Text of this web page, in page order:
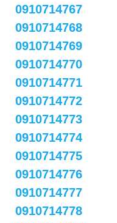
0910714767
0910714768
0910714769
0910714770
0910714771
0910714772
0910714773
0910714774
0910714775
0910714776
0910714777
0910714778